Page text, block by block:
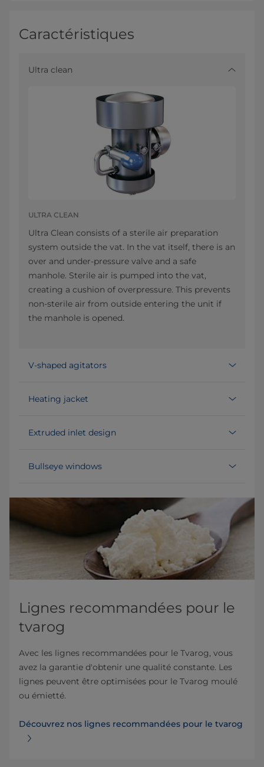
Caractéristiques
Ultra clean
ULTRA CLEAN
Ultra Clean consists of a sterile air preparation
system outside the vat. In the vat itself, there is an
over and under-pressure valve and a safe
manhole. Sterile air is pumped into the vat,
creating a cushion of overpressure. This prevents
non-sterile air from outside entering the unit if
the manhole is opened.
V-shaped agitators
Heating jacket
Extruded inlet design
Bullseye windows
Lignes recommandées pour le
tvarog
Avec les lignes recommandées pour le Tvarog, vous
avez la garantie d'obtenir une qualité constante. Les
lignes peuvent être optimisées pour le Tvarog moulé
ou émietté.
Découvrez nos lignes recommandées pour le tvarog